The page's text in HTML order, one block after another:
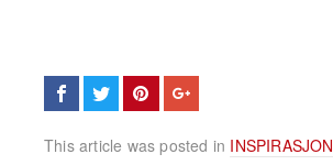
This article was posted in INSPIRASJON